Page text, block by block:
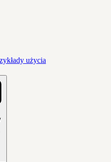
użycia